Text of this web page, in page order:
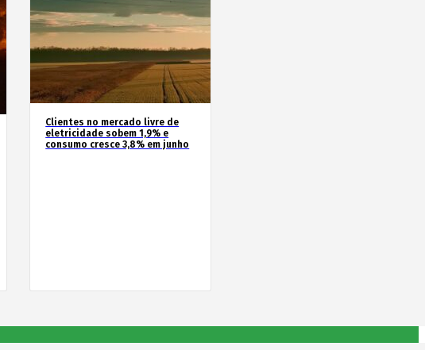
Clientes no mercado livre de
eletricidade sobem 1,9% e
consumo cresce 3,8% em junho